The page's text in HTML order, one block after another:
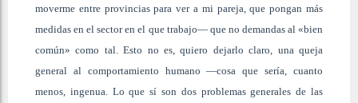
moverme entre provincias para ver a mi pareja, que pongan más
medidas en el sector en el que trabajo— que no demandas al «bien
común» como tal. Esto no es, quiero dejarlo claro, una queja
general al comportamiento humano —cosa que sería, cuanto
menos, ingenua. Lo que sí son dos problemas generales de las